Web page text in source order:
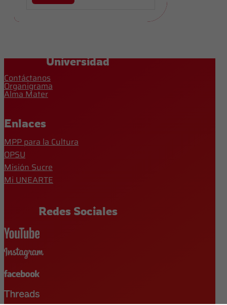
Universidad
Contáctanos
Organigrama
Alma Mater
Enlaces
MPP para la Cultura
OPSU
Misión Sucre
Mi UNEARTE
Redes Sociales